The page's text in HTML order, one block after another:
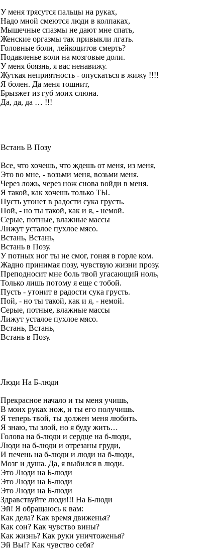
У меня трясутся пальцы на руках,
Надо мной смеются люди в колпаках,
Мышечные спазмы не дают мне спать,
Женские оргазмы так привыкли лгать.
Головные боли, лейкоцитов смерть?
Подавленье воли на мозговые доли.
У меня боязнь, я вас ненавижу.
Жуткая неприятность - опускаться в жижу !!!!
Я болен. Да меня тошнит,
Брызжет из губ моих слюна.
Да, да, да … !!!
Встань В Позу
Все, что хочешь, что ждешь от меня, из меня,
Это во мне, - возьми меня, возьми меня.
Через ложь, через нож снова войди в меня.
Я такой, как хочешь только ТЫ.
Пусть утонет в радости сука грусть.
Пой, - но ты такой, как и я, - немой.
Серые, потные, влажные массы
Лижут усталое пухлое мясо.
Встань, Встань,
Встань в Позу.
У потных ног ты не смог, гоняя в горле ком.
Жадно принимая позу, чувствую жизни прозу.
Преподносит мне боль твой угасающий ноль,
Только лишь потому я еще с тобой.
Пусть - утонит в радости сука грусть.
Пой, - но ты такой, как и я, - немой.
Серые, потные, влажные массы
Лижут усталое пухлое мясо.
Встань, Встань,
Встань в Позу.
Люди На Б-люди
Прекрасное начало и ты меня учишь,
В моих руках нож, и ты его получишь.
Я теперь твой, ты должен меня любить.
Я знаю, ты злой, но я буду жить…
Голова на б-люди и сердце на б-люди,
Люди на б-люди и отрезаны груди,
И печень на б-люди и люди на б-люди,
Мозг и душа. Да, я выбился в люди.
Это Люди на Б-люди
Это Люди на Б-люди
Это Люди на Б-люди
Здравствуйте люди!!! На Б-люди
Эй! Я обращаюсь к вам:
Как дела? Как время движенья?
Как сон? Как чувство вины?
Как жизнь? Как руки уничтоженья?
Эй Вы!? Как чувство себя?